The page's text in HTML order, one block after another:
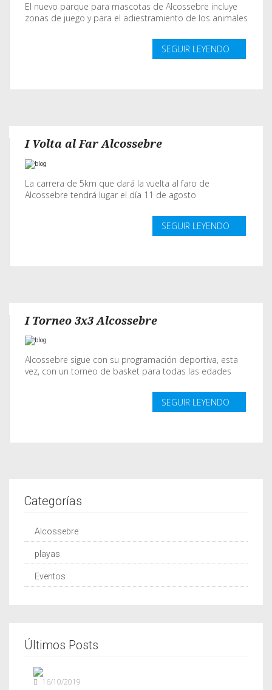
El nuevo parque para mascotas de Alcossebre incluye
zonas de juego y para el adiestramiento de los animales
SEGUIR LEYENDO
I Volta al Far Alcossebre
La carrera de 5km que dará la vuelta al faro de
Alcossebre tendrá lugar el día 11 de agosto
SEGUIR LEYENDO
I Torneo 3x3 Alcossebre
Alcossebre sigue con su programación deportiva, esta
vez, con un torneo de basket para todas las edades
SEGUIR LEYENDO
Categorías
Alcossebre
playas
Eventos
Últimos Posts
16/10/2019